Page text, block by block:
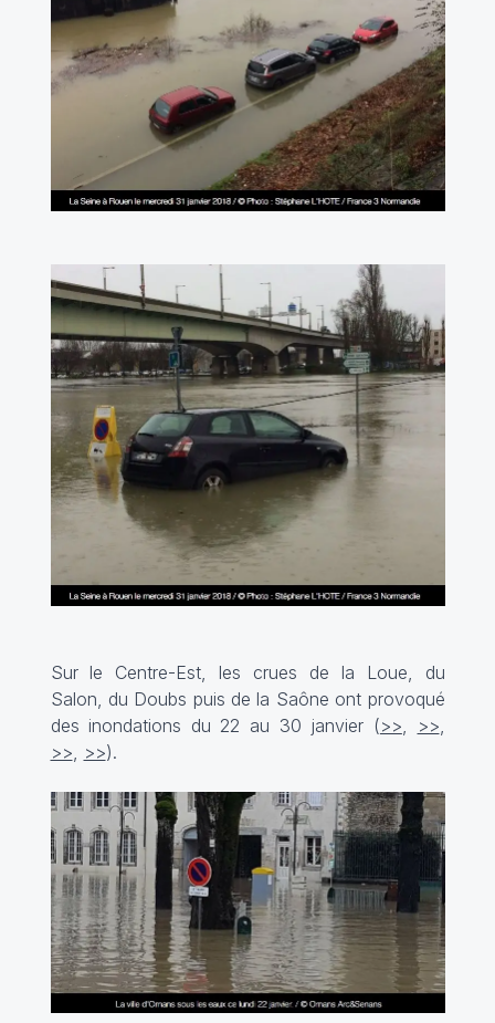
Sur le Centre-Est, les crues de la Loue, du
Salon, du Doubs puis de la Saône ont provoqué
des inondations du 22 au 30 janvier (>> >>
>>
>>).